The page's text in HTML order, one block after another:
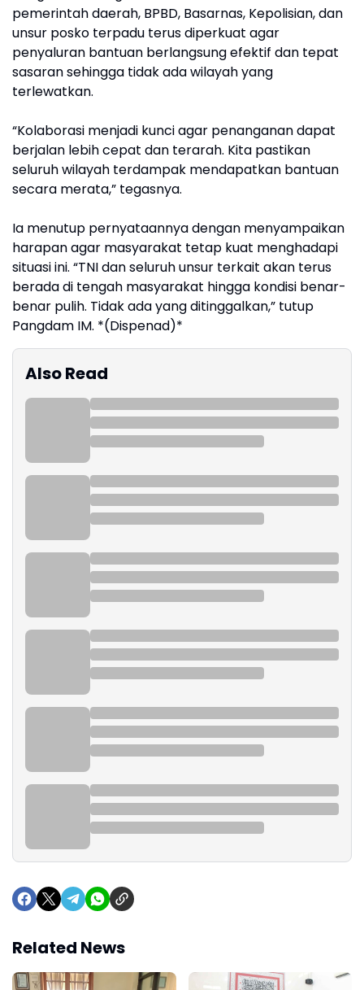
pemerintah daerah, BPBD, Basarnas, Kepolisian, dan
unsur posko terpadu terus diperkuat agar
penyaluran bantuan berlangsung efektif dan tepat
sasaran sehingga tidak ada wilayah yang
terlewatkan.
“Kolaborasi menjadi kunci agar penanganan dapat
berjalan lebih cepat dan terarah. Kita pastikan
seluruh wilayah terdampak mendapatkan bantuan
secara merata,” tegasnya.
Ia menutup pernyataannya dengan menyampaikan
harapan agar masyarakat tetap kuat menghadapi
situasi ini. “TNI dan seluruh unsur terkait akan terus
berada di tengah masyarakat hingga kondisi benar-
benar pulih. Tidak ada yang ditinggalkan,” tutup
Pangdam IM. *(Dispenad)*
Also Read
Related News